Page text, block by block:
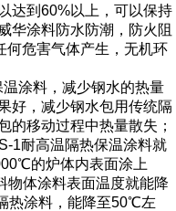
达到 60%以上，可以保持
华涂料防水防潮，防火阻
何危害气体产生，无机环
涂料，减少钢水的热量
好，减少钢水包用传统隔
的移动过程中热量散失；
1耐高温隔热保温涂料就
℃的炉体内表面涂上
物体涂料表面温度就能降
热涂料，能降至50℃左